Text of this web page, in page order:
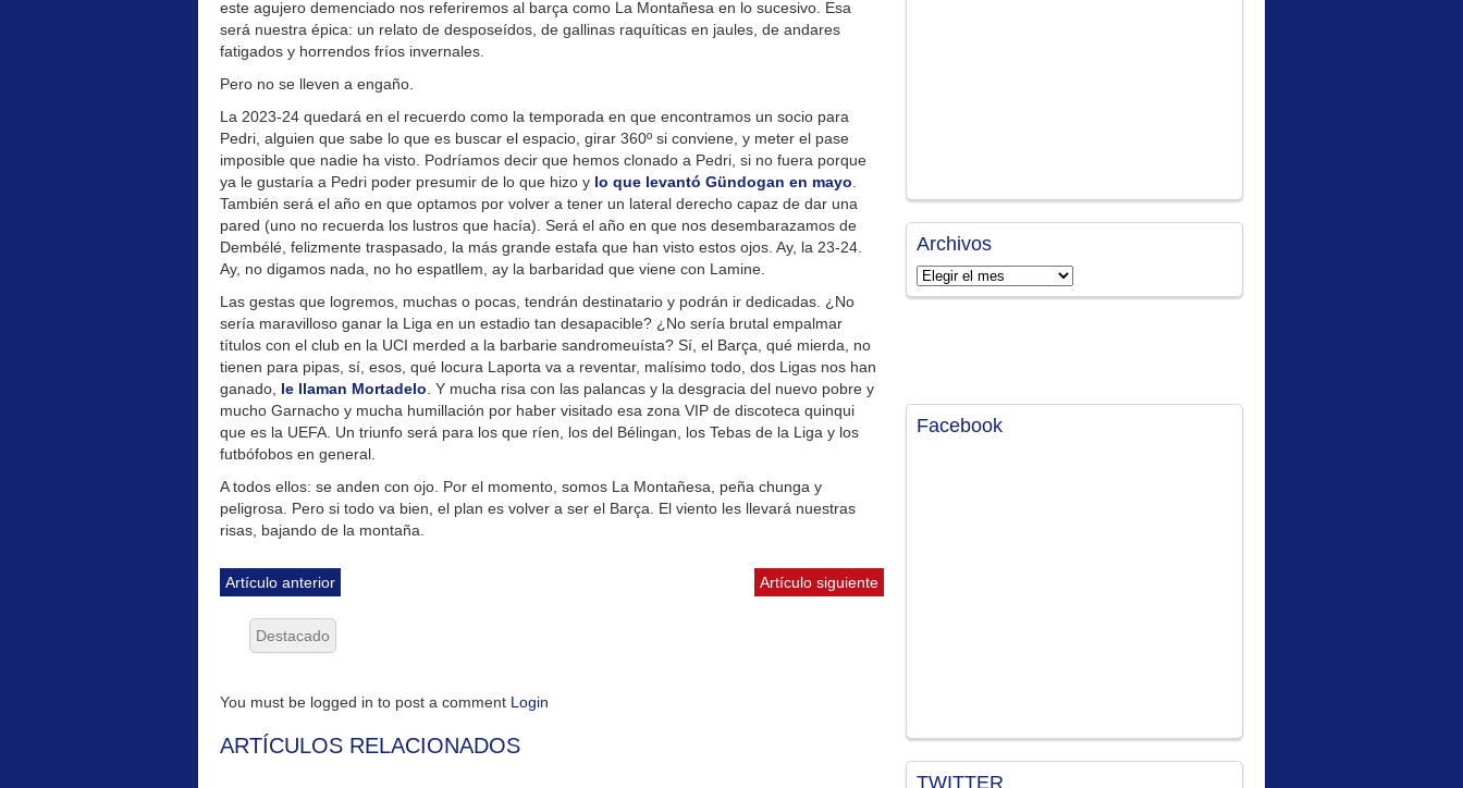
este agujero demenciado nos referiremos al barça como La Montañesa en lo sucesivo. Esa
será nuestra épica: un relato de desposeídos, de gallinas raquíticas en jaules, de andares
fatigados y horrendos fríos invernales.
Pero no se lleven a engaño.
La 2023-24 quedará en el recuerdo como la temporada en que encontramos un socio para
Pedri, alguien que sabe lo que es buscar el espacio, girar 360º si conviene, y meter el pase
imposible que nadie ha visto. Podríamos decir que hemos clonado a Pedri, si no fuera porque
ya le gustaría a Pedri poder presumir de lo que hizo y lo que levantó Gündogan en mayo
También será el año en que optamos por volver a tener un lateral derecho capaz de dar una
pared (uno no recuerda los lustros que hacía). Será el año en que nos desembarazamos de
Dembélé, felizmente traspasado, la más grande estafa que han visto estos ojos. Ay, la 23-24.
Ay, no digamos nada, no ho espatllem, ay la barbaridad que viene con Lamine.
Las gestas que logremos, muchas o pocas, tendrán destinatario y podrán ir dedicadas. ¿No
sería maravilloso ganar la Liga en un estadio tan desapacible? ¿No sería brutal empalmar
títulos con el club en la UCI merded a la barbarie sandromeuísta? Sí, el Barça, qué mierda, no
tienen para pipas, sí, esos, qué locura Laporta va a reventar, malísimo todo, dos Ligas nos han
ganado, le llaman Mortadelo . Y mucha risa con las palancas y la desgracia del nuevo pobre y
mucho Garnacho y mucha humillación por haber visitado esa zona VIP de discoteca quinqui
que es la UEFA. Un triunfo será para los que ríen, los del Bélingan, los Tebas de la Liga y los
futbófobos en general.
A todos ellos: se anden con ojo. Por el momento, somos La Montañesa, peña chunga y
peligrosa. Pero si todo va bien, el plan es volver a ser el Barça. El viento les llevará nuestras
risas, bajando de la montaña.
Artículo anterior Artículo siguiente
Destacado
You must be logged in to post a comment Login
ARTÍCULOS RELACIONADOS
Archivos
Archivos
Facebook
TWITTER